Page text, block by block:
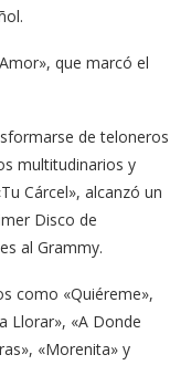
que marcó el
de teloneros
multitudinarios y
Cárcel», alcanzó un
Disco de
al Grammy.
como «Quiéreme»,
Llorar», «A Donde
«Morenita» y